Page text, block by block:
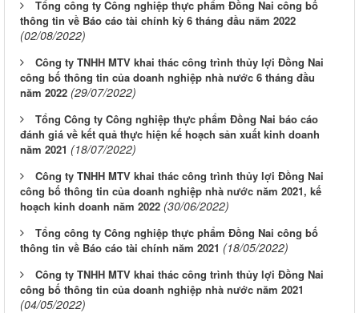
Tổng công ty Công nghiệp thực phẩm Đồng Nai công bố
thông tin về Báo cáo tài chính kỳ 6 tháng đầu năm 2022
(02/08/2022)
Công ty TNHH MTV khai thác công trình thủy lợi Đồng Nai
công bố thông tin của doanh nghiệp nhà nước 6 tháng đầu
năm 2022 (29/07/2022)
Tổng Công ty Công nghiệp thực phẩm Đồng Nai báo cáo
đánh giá về kết quả thực hiện kế hoạch sản xuất kinh doanh
năm 2021 (18/07/2022)
Công ty TNHH MTV khai thác công trình thủy lợi Đồng Nai
công bố thông tin của doanh nghiệp nhà nước năm 2021, kế
hoạch kinh doanh năm 2022 (30/06/2022)
Tổng công ty Công nghiệp thực phẩm Đồng Nai công bố
thông tin về Báo cáo tài chính năm 2021 (18/05/2022)
Công ty TNHH MTV khai thác công trình thủy lợi Đồng Nai
công bố thông tin của doanh nghiệp nhà nước năm 2021
(04/05/2022)